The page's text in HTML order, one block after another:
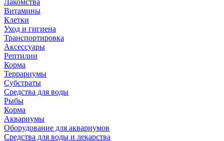
Лакомства
Витамины
Клетки
Уход и гигиена
Транспортировка
Аксессуары
Рептилии
Корма
Террариумы
Субстраты
Средства для воды
Рыбы
Корма
Аквариумы
Оборудование для аквариумов
Средства для воды и лекарства